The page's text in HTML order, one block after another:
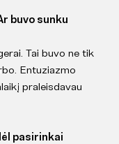
buvo sunku
Tai buvo ne tik
Entuziazmo
praleisdavau
pasirinkai